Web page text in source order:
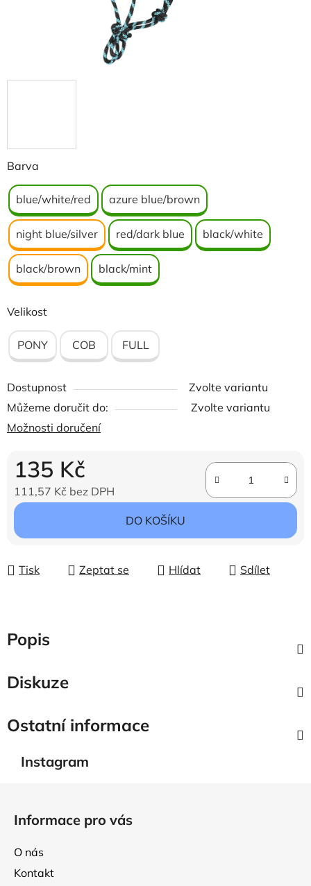
Barva
blue/white/red azure blue/brown
night blue/silver red/dark blue black/white
black/brown black/mint
Velikost
PONY COB FULL
Dostupnost
Zvolte variantu
Můžeme doručit do:
Zvolte variantu
Možnosti doručení
135 Kč
111,57 Kč bez DPH
Měrná cena:
DO KOŠÍKU
Tisk Zeptat se Hlídat Sdílet
Popis
Diskuze
Ostatní informace
Instagram
Informace pro vás
O nás
Kontakt